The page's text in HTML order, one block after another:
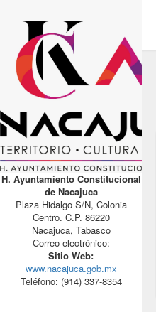
H. Ayuntamiento Constitucional
de Nacajuca
Plaza Hidalgo S/N, Colonia
Centro. C.P. 86220
Nacajuca, Tabasco
Correo electrónico:
Sitio Web:
www.nacajuca.gob.mx
Teléfono: (914) 337-8354